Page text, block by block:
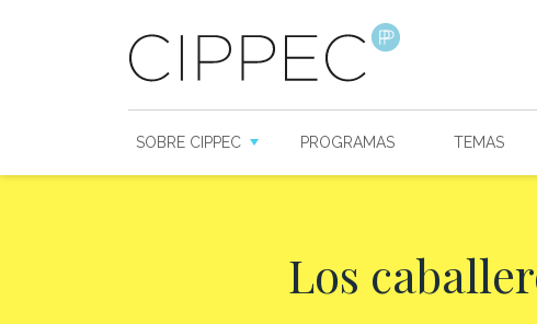
SOBRE CIPPEC PROGRAMAS TEMAS
Los